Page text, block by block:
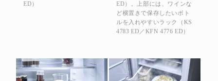
ED）
ED）。上部には、ワインな
ど横置きで保存したいボト
ルを入れやすいラック（KS
4783 ED／KFN 4776 ED）